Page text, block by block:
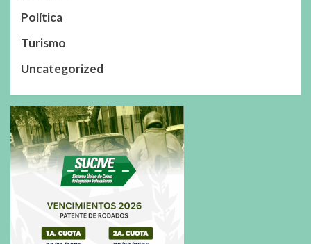
Política
Turismo
Uncategorized